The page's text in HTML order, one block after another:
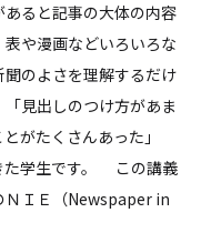
ると記事の大体の内容
や漫画などいろいろな
のよさを理解するだけ
見出しのつけ方があま
がたくさんあった」
た学生です。 この講義
ＮＩＥ（Newspaper in